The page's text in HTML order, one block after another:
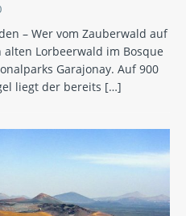
– Wer vom Zauberwald auf
Lorbeerwald im Bosque
Garajonay. Auf 900
liegt der bereits […]